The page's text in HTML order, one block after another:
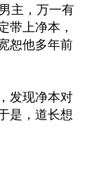
主，万一有
带上净本，
恕他多年前
发现净本对
是，道长想